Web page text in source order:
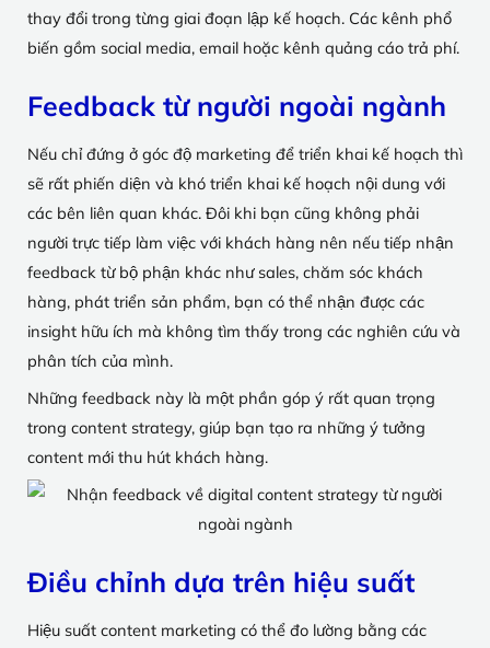
thay đổi trong từng giai đoạn lập kế hoạch. Các kênh phổ
biến gồm social media, email hoặc kênh quảng cáo trả phí.
Feedback từ người ngoài ngành
Nếu chỉ đứng ở góc độ marketing để triển khai kế hoạch thì
sẽ rất phiến diện và khó triển khai kế hoạch nội dung với
các bên liên quan khác. Đôi khi bạn cũng không phải
người trực tiếp làm việc với khách hàng nên nếu tiếp nhận
feedback từ bộ phận khác như sales, chăm sóc khách
hàng, phát triển sản phẩm, bạn có thể nhận được các
insight hữu ích mà không tìm thấy trong các nghiên cứu và
phân tích của mình.
Những feedback này là một phần góp ý rất quan trọng
trong content strategy, giúp bạn tạo ra những ý tưởng
content mới thu hút khách hàng.
Điều chỉnh dựa trên hiệu suất
Hiệu suất content marketing có thể đo lường bằng các